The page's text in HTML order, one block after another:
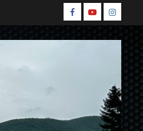
Spin
Facebook
Spin
Youtube
Spin